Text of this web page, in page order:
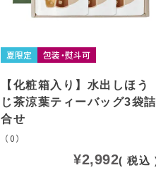
夏限定 包装・熨斗可
【化粧箱入り】水出しほう
じ茶涼葉ティーバッグ3袋詰
合せ
（0）
¥2,992 税込